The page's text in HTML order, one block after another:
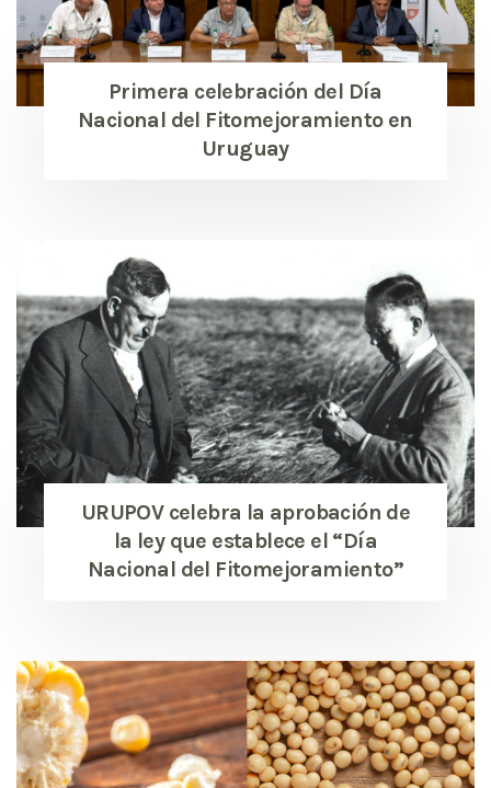
Primera celebración del Día
Nacional del Fitomejoramiento en
Uruguay
URUPOV celebra la aprobación de
la ley que establece el “Día
Nacional del Fitomejoramiento”